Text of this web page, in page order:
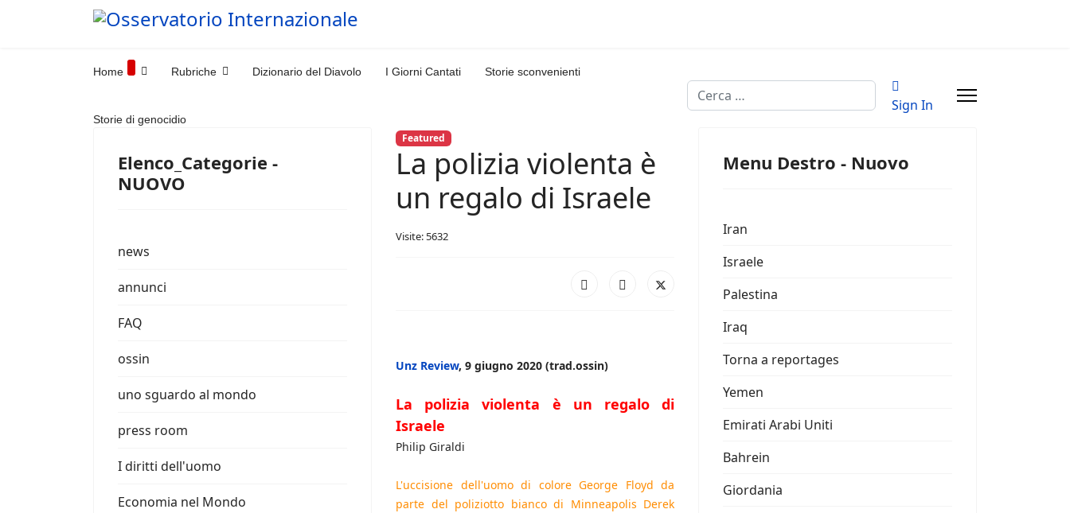
Home Rubriche Dizionario del Diavolo I Giorni Cantati Storie sconvenienti
Storie di genocidio
Cerca
Sign In
Elenco_Categorie -
NUOVO
news
annunci
FAQ
ossin
uno sguardo al mondo
press room
I diritti dell'uomo
Economia nel Mondo
Featured
La polizia violenta è
un regalo di Israele
Visite: 5632
Unz Review, 9 giugno 2020 (trad.ossin)
La polizia violenta è un regalo di
Israele
Philip Giraldi
L'uccisione dell'uomo di colore George Floyd da
parte del poliziotto bianco di Minneapolis Derek
Menu Destro - Nuovo
Iran
Israele
Palestina
Iraq
Torna a reportages
Yemen
Emirati Arabi Uniti
Bahrein
Giordania